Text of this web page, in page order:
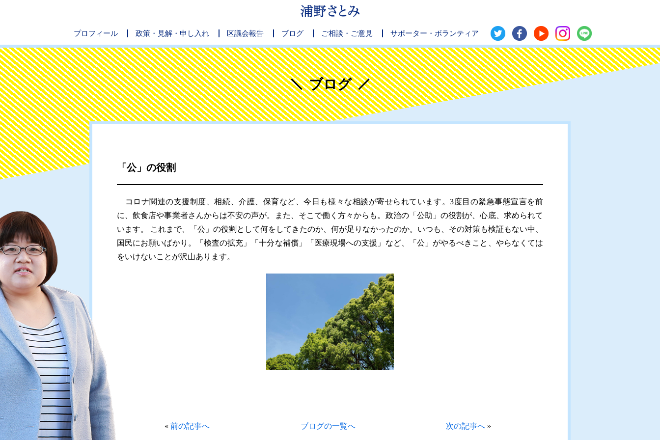
プロフィール 政策・見解・申し入れ 区議会報告 ブログ ご相談・ご意見 サポーター・ボランティア
ブログ
「公」の役割
コロナ関連の支援制度、相続、介護、保育など、今日も様々な相談が寄せられています。3度目の緊急事態宣言を前
に、飲食店や事業者さんからは不安の声が。また、そこで働く方々からも。政治の「公助」の役割が、心底、求められて
います。 これまで、「公」の役割として何をしてきたのか、何が足りなかったのか。いつも、その対策も検証もない中、
国民にお願いばかり。「検査の拡充」「十分な補償」「医療現場への支援」など、「公」がやるべきこと、やらなくては
をいけないことが沢山あります。
«前の記事へ ブログの一覧へ 次の記事へ »